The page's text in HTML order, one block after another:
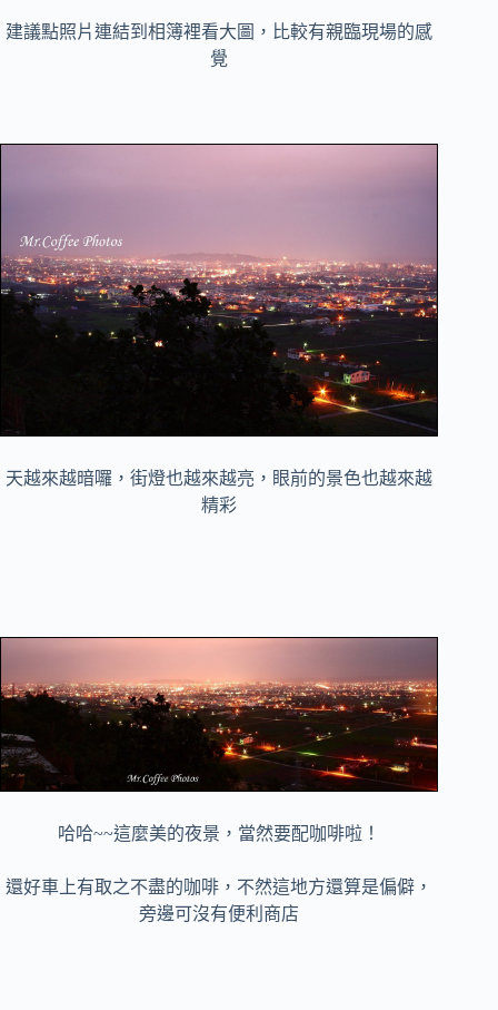
建議點照片連結到相簿裡看大圖，比較有親臨現場的感
覺
天越來越暗囉，街燈也越來越亮，眼前的景色也越來越
精彩
哈哈~~這麼美的夜景，當然要配咖啡啦！
還好車上有取之不盡的咖啡，不然這地方還算是偏僻，
旁邊可沒有便利商店